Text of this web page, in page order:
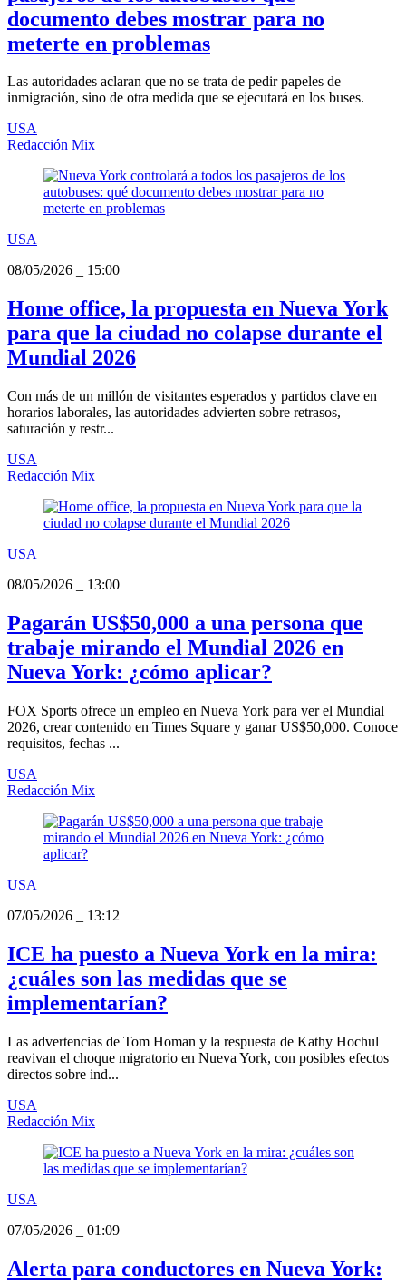
documento debes mostrar para no
meterte en problemas
Las autoridades aclaran que no se trata de pedir papeles de
inmigración, sino de otra medida que se ejecutará en los buses.
USA
Redacción Mix
USA
08/05/2026
15:00
Home office, la propuesta en Nueva York
para que la ciudad no colapse durante el
Mundial 2026
Con más de un millón de visitantes esperados y partidos clave en
horarios laborales, las autoridades advierten sobre retrasos,
saturación y restr...
USA
Redacción Mix
USA
08/05/2026
13:00
Pagarán US$50,000 a una persona que
trabaje mirando el Mundial 2026 en
Nueva York: ¿cómo aplicar?
FOX Sports ofrece un empleo en Nueva York para ver el Mundial
2026, crear contenido en Times Square y ganar US$50,000. Conoce
requisitos, fechas ...
USA
Redacción Mix
USA
07/05/2026
13:12
ICE ha puesto a Nueva York en la mira:
¿cuáles son las medidas que se
implementarían?
Las advertencias de Tom Homan y la respuesta de Kathy Hochul
reavivan el choque migratorio en Nueva York, con posibles efectos
directos sobre ind...
USA
Redacción Mix
USA
07/05/2026
01:09
Alerta para conductores en Nueva York: